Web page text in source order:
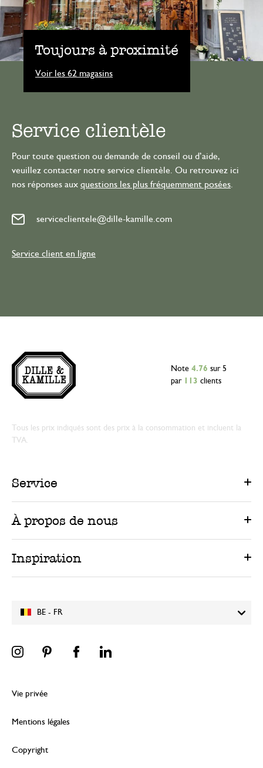
Toujours à proximité
Voir les 62 magasins
Service clientèle
Pour toute question ou demande de conseil ou d’aide,
veuillez contacter notre service clientèle. Ou retrouvez ici
nos réponses aux questions les plus fréquemment posées
serviceclientele@dille-kamille.com
Service client en ligne
BE - FR
Note 4.76 sur 5
par
113 clients
Tous les prix indiqués sont des prix à la consommation et incluent la
TVA.
Service
À propos de nous
Inspiration
Vie privée
Mentions légales
Copyright